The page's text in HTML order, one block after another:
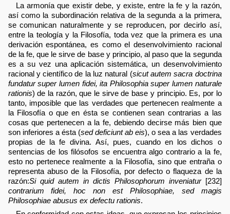
La armonía que existir debe, y existe, entre la fe y la razón,
así como la subordinación relativa de la segunda a la primera,
se comunican naturalmente y se reproducen, por decirlo así,
entre la teología y la Filosofía, toda vez que la primera es una
derivación espontánea, es como el desenvolvimiento racional
de la fe, que le sirve de base y principio, al paso que la segunda
es a su vez una aplicación sistemática, un desenvolvimiento
racional y científico de la luz natural (sicut autem sacra doctrina
fundatur super lumen fidei, ita Philosophia super lumen naturale
rationis) de la razón, que le sirve de base y principio. Es, por lo
tanto, imposible que las verdades que pertenecen realmente a
la Filosofía o que en ésta se contienen sean contrarias a las
cosas que pertenecen a la fe, debiendo decirse más bien que
son inferiores a ésta (sed deficiunt ab eis), o sea a las verdades
propias de la fe divina. Así, pues, cuando en los dichos o
sentencias de los filósofos se encuentra algo contrario a la fe,
esto no pertenece realmente a la Filosofía, sino que entraña o
representa abuso de la Filosofía, por defecto o flaqueza de la
razón:Si quid autem in dictis Philosophorum inveniatur [232]
contrarium fidei, hoc non est Philosophiae, sed magis
Philosophiae abusus ex defectu rationis.